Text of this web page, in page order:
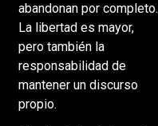
abandonan por completo.
La libertad es mayor,
pero también la
responsabilidad de
mantener un discurso
propio.